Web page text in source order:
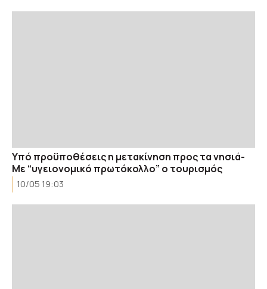
Υπό προϋποθέσεις η μετακίνηση προς τα νησιά-
Με “υγειονομικό πρωτόκολλο” ο τουρισμός
10/05 19:03